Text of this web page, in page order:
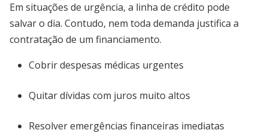
Em situações de urgência, a linha de crédito pode
salvar o dia. Contudo, nem toda demanda justifica a
contratação de um financiamento.
Cobrir despesas médicas urgentes
Quitar dívidas com juros muito altos
Resolver emergências financeiras imediatas